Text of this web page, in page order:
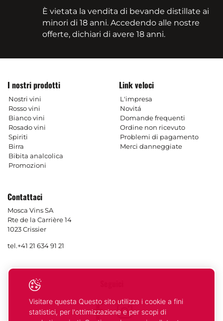
È vietata la vendita di bevande distillate ai
minori di 18 anni. Accedendo alle nostre
offerte, dichiari di avere 18 anni.
I nostri prodotti
Nostri vini
Rosso vini
Bianco vini
Rosado vini
Spiriti
Birra
Bibita analcolica
Promozioni
Link veloci
L'impresa
Novitá
Domande frequenti
Ordine non ricevuto
Problemi di pagamento
Merci danneggiate
Contattaci
Mosca Vins SA
Rte de la Carrière 14
1023 Crissier
tel.+41 21 634 91 21
Facebook
Instagram
Visitare questa Questo sito utilizza i cookie a fini
statistici, per l'ottimizzazione e per scopi di